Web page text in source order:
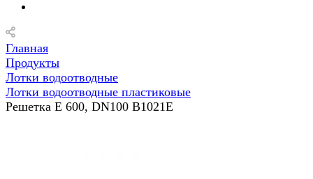
Главная
Продукты
Лотки водоотводные
Лотки водоотводные пластиковые
Решетка E 600, DN100 В1021E